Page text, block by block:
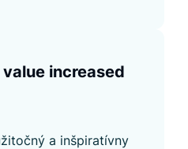
increased
a inšpiratívny